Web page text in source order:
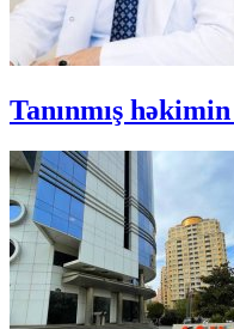
Tanınmış həkimin